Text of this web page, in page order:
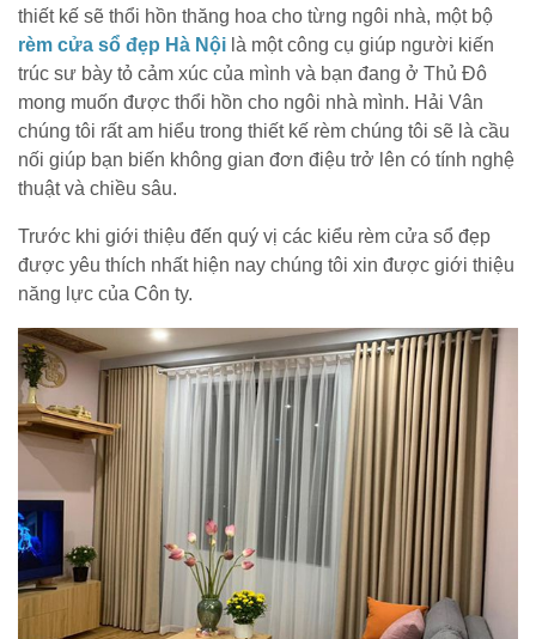
thiết kế sẽ thổi hồn thăng hoa cho từng ngôi nhà, một bộ
rèm cửa sổ đẹp Hà Nội là một công cụ giúp người kiến
trúc sư bày tỏ cảm xúc của mình và bạn đang ở Thủ Đô
mong muốn được thổi hồn cho ngôi nhà mình. Hải Vân
chúng tôi rất am hiểu trong thiết kế rèm chúng tôi sẽ là cầu
nối giúp bạn biến không gian đơn điệu trở lên có tính nghệ
thuật và chiều sâu.
Trước khi giới thiệu đến quý vị các kiểu rèm cửa sổ đẹp
được yêu thích nhất hiện nay chúng tôi xin được giới thiệu
năng lực của Côn ty.